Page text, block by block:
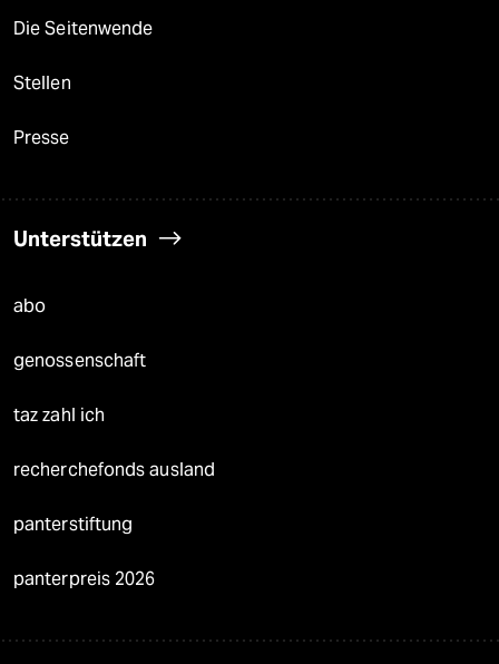
Die Seitenwende
Stellen
Presse
Unterstützen
abo
genossenschaft
taz zahl ich
recherchefonds ausland
panterstiftung
panterpreis 2026